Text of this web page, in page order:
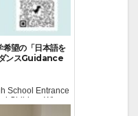
望の「日本語を
ダンスGuidance
School Entrance
Children Whose